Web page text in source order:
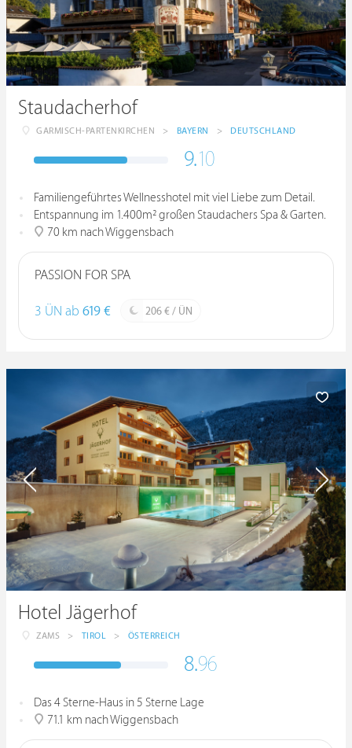
Staudacherhof
GARMISCH-PARTENKIRCHEN > BAYERN > DEUTSCHLAND
9.10
Familiengeführtes Wellnesshotel mit viel Liebe zum Detail.
Entspannung im 1.400m² großen Staudachers Spa & Garten.
70 km nach Wiggensbach
PASSION FOR SPA
3 ÜN ab 619 € 206 € / ÜN
Hotel Jägerhof
ZAMS > TIROL > ÖSTERREICH
8.96
Das 4 Sterne-Haus in 5 Sterne Lage
71.1 km nach Wiggensbach